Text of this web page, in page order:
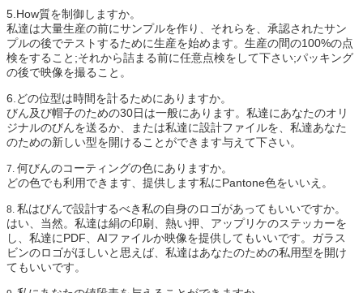
5.How質を制御しますか。
私達は大量生産の前にサンプルを作り、それらを、承認されたサン
プルの後でテストするために生産を始めます。生産の間の100%の点
検をすること;それから詰まる前に任意点検をして下さい;パッキング
の後で映像を撮ること。
6.どの位型は時間を計るためにありますか。
びん及び帽子のための30日は一般にあります。私達にあなたのオリ
ジナルのびんを送るか、または私達に設計ファイルを、私達あなた
のための新しい型を開けることができます与えて下さい。
7. 何びんのコーティングの色にありますか。
どの色でも利用できます、提供します私にPantone色をいいえ。
8. 私はびんで設計するべき私の自身のロゴがあってもいいですか。
はい、当然。私達は絹の印刷、熱い押、アップリケのステッカーを
し、私達にPDF、AIファイルか映像を提供してもいいです。ガラス
ビンのロゴがほしいと思えば、私達はあなたのための私用型を開け
てもいいです。